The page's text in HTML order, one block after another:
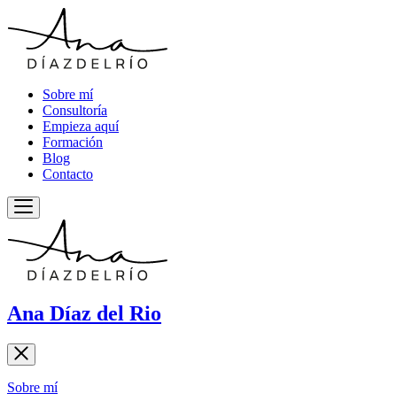
Sobre mí
Consultoría
Empieza aquí
Formación
Blog
Contacto
Ana Díaz del Rio
Sobre mí